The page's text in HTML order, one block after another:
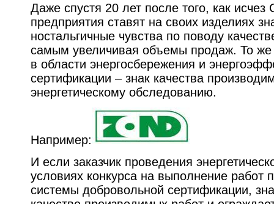
Даже спустя 20 лет после того, как
предприятия ставят на своих изделиях
ностальгичные чувства по поводу
самым увеличивая объемы продаж. То же
в области энергосбережения и
сертификации – знак качества
энергетическому обследованию.
Например:
И если заказчик проведения
условиях конкурса на выполнение работ
системы добровольной сертификации,